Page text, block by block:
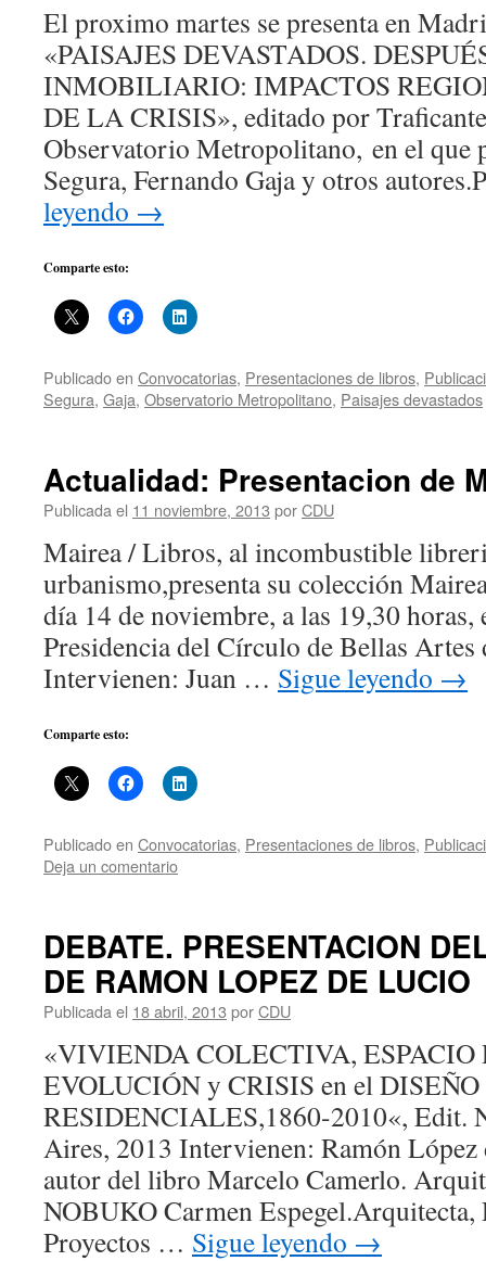
El proximo martes se presenta en
«PAISAJES DEVASTADOS.
INMOBILIARIO: IMPACTOS
DE LA CRISIS», editado por
Observatorio Metropolitano, en el que
Segura, Fernando Gaja y otros
leyendo →
Comparte esto:
Publicado en Convocatorias, Presentaciones de libros,
Segura, Gaja, Observatorio Metropolitano, Paisajes devastados
Actualidad: Presentacion de
Publicada el 11 noviembre, 2013 porCDU
Mairea / Libros, al incombustible
urbanismo,presenta su colección
día 14 de noviembre, a las 19,30 horas,
Presidencia del Círculo de Bellas
Intervienen: Juan … Sigue leyendo →
Comparte esto:
Publicado en Convocatorias, Presentaciones de libros,
Deja un comentario
DEBATE. PRESENTACION
DE RAMON LOPEZ DE LUCIO
Publicada el 18 abril, 2013 porCDU
«VIVIENDA COLECTIVA,
EVOLUCIÓN y CRISIS en el
RESIDENCIALES,1860-2010«, Edit.
Aires, 2013 Intervienen: Ramón
autor del libro Marcelo Camerlo.
NOBUKO Carmen Espegel.Arquitecta,
Proyectos … Sigue leyendo →